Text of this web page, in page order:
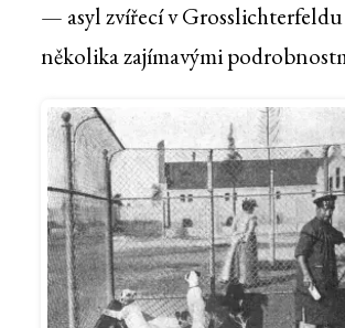
— asyl zvířecí v
několika zajímavými